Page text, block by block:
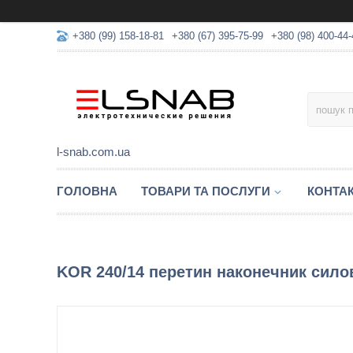
+380 (99) 158-18-81 +380 (67) 395-75-99 +380 (98) 400-
l-snab.com.ua
ГОЛОВНА ТОВАРИ ТА ПОСЛУГИ
KOR 240/14 перетин наконечник